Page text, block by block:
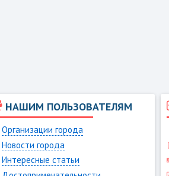
НАШИМ ПОЛЬЗОВАТЕЛЯМ
Организации города
Новости города
Интересные статьи